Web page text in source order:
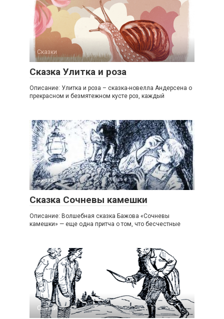
Сказки
Сказка Улитка и роза
Описание: Улитка и роза – сказка-новелла Андерсена о
прекрасном и безмятежном кусте роз, каждый
Сказки
Сказка Сочневы камешки
Описание: Волшебная сказка Бажова «Сочневы
камешки» — еще одна притча о том, что бесчестные
Сказки